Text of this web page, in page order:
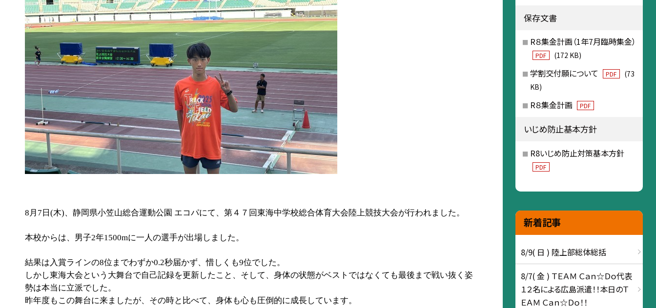
8月7日(木)、静岡県小笠山総合運動公園 エコパにて、第４７回東海中学校総合体育大会陸上競技大会が行われました。
本校からは、男子2年1500mに一人の選手が出場しました。
結果は入賞ラインの8位までわずか0.2秒届かず、惜しくも9位でした。
しかし東海大会という大舞台で自己記録を更新したこと、そして、身体の状態がベストではなくても最後まで戦い抜く姿
勢は本当に立派でした。
昨年度もこの舞台に来ましたが、その時と比べて、身体も心も圧倒的に成長しています。
保存文書
R８集金計画（1年7月臨時集金）
PDF (172 KB)
学割交付願について PDF
(73
KB)
R８集金計画 PDF
いじめ防止基本方針
R8いじめ防止対策基本方針
PDF
新着記事
8/9( 日 ) 陸上部総体総括
8/7( 金 ) ＴＥＡＭ Ｃａｎ☆Ｄｏ代表
１２名による広島派遣！！本日のＴ
ＥＡＭ Ｃａｎ☆Ｄｏ！！